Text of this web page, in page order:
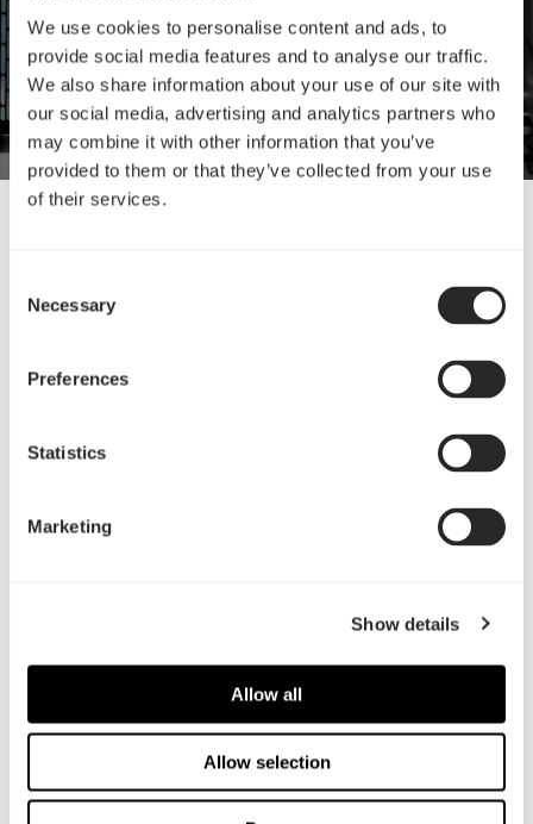
We use cookies to personalise content and ads, to
provide social media features and to analyse our traffic.
We also share information about your use of our site with
our social media, advertising and analytics partners who
may combine it with other information that you’ve
provided to them or that they’ve collected from your use
of their services.
Selection
Necessary
Preferences
Statistics
Marketing
Show details
Allow all
Allow selection
グラフィックボードに対応し
あります。（散熱器の高度制
スの拡張スロット（トップパ
ネルを取り外した際に、ロッ
態） 注意事項：Flex 2 の組み
る長さが15mm縮小されます。
カラー
ブラケットカラー
ブラック、またはホワイト
ルをPCIe 5.0 対応マザーボー